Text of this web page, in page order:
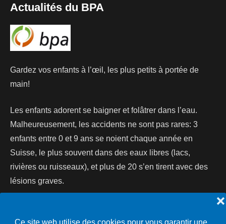
❌
Actualités du BPA
Gardez vos enfants à l’œil, les plus petits à portée de
main!
Les enfants adorent se baigner et folâtrer dans l’eau.
Malheureusement, les accidents ne sont pas rares: 3
enfants entre 0 et 9 ans se noient chaque année en
Suisse, le plus souvent dans des eaux libres (lacs,
rivières ou ruisseaux), et plus de 20 s’en tirent avec des
lésions graves.